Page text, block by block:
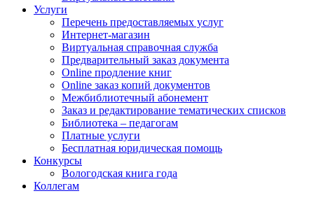
Услуги
Перечень предоставляемых услуг
Интернет-магазин
Виртуальная справочная служба
Предварительный заказ документа
Online продление книг
Online заказ копий документов
Межбиблиотечный абонемент
Заказ и редактирование тематических списков
Библиотека – педагогам
Платные услуги
Бесплатная юридическая помощь
Конкурсы
Вологодская книга года
Коллегам